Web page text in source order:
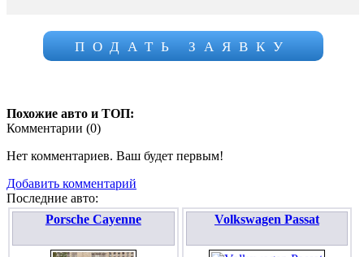
ПОДАТЬ ЗАЯВКУ
Похожие авто и ТОП:
Комментарии (0)
Нет комментариев. Ваш будет первым!
Добавить комментарий
Последние авто:
Porsche Cayenne
Volkswagen Passat